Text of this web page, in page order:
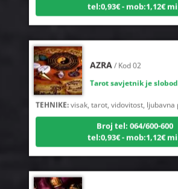
Tarot savjetnik je
TEHNIKE:visak, tarot, vidovitost, ljubavna
Broj tel: 064/600-600
tel:0,93€ - mob:1,12€ min